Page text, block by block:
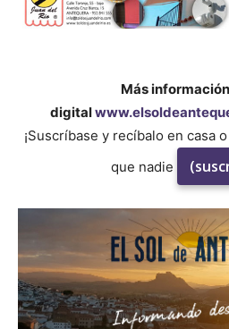
Más
digital
¡Suscríbase y recíbalo en casa
que nadie